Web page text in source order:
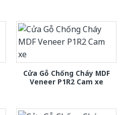
Cửa Gỗ Chống Cháy MDF
Veneer P1R2 Cam xe